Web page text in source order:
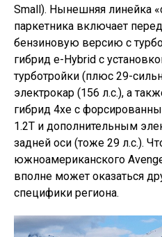
Small). Нынешняя линейка
паркетника включает
бензиновую версию с
гибрид e-Hybrid с
турботройки (плюс 29-
электрокар (156 л.с.), а
гибрид 4xe с
1.2T и дополнительным
задней оси (тоже 29 л.с.).
южноамериканского
вполне может оказаться
специфики региона.